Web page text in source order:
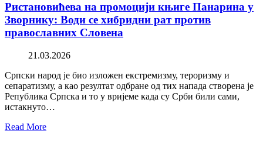
Ристановићева на промоцији књиге Панарина у
Зворнику: Води се хибридни рат против
православних Словена
21.03.2026
Српски народ је био изложен екстремизму, тероризму и
сепаратизму, а као резултат одбране од тих напада створена је
Република Српска и то у вријеме када су Срби били сами,
истакнуто…
Read More